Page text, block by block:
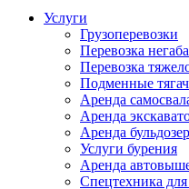
Услуги
Грузоперевозки
Перевозка
Перевозка
Подменные
Аренда
Аренда
Аренда
Услуги бурения
Аренда
Спецтехника для